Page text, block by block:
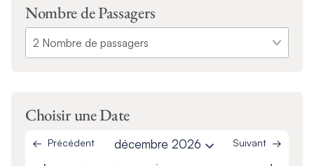
Nombre de Passagers
Choisir une Date
Précédent décembre 2026 Suivant